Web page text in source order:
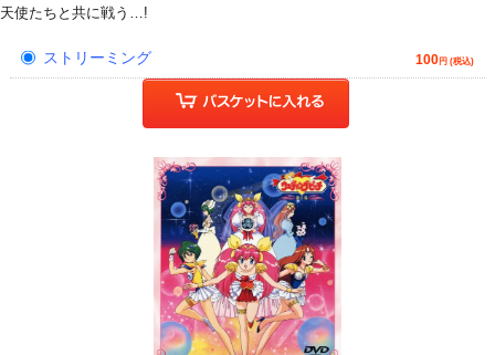
天使たちと共に戦う…!
ストリーミング 100円 (税込)